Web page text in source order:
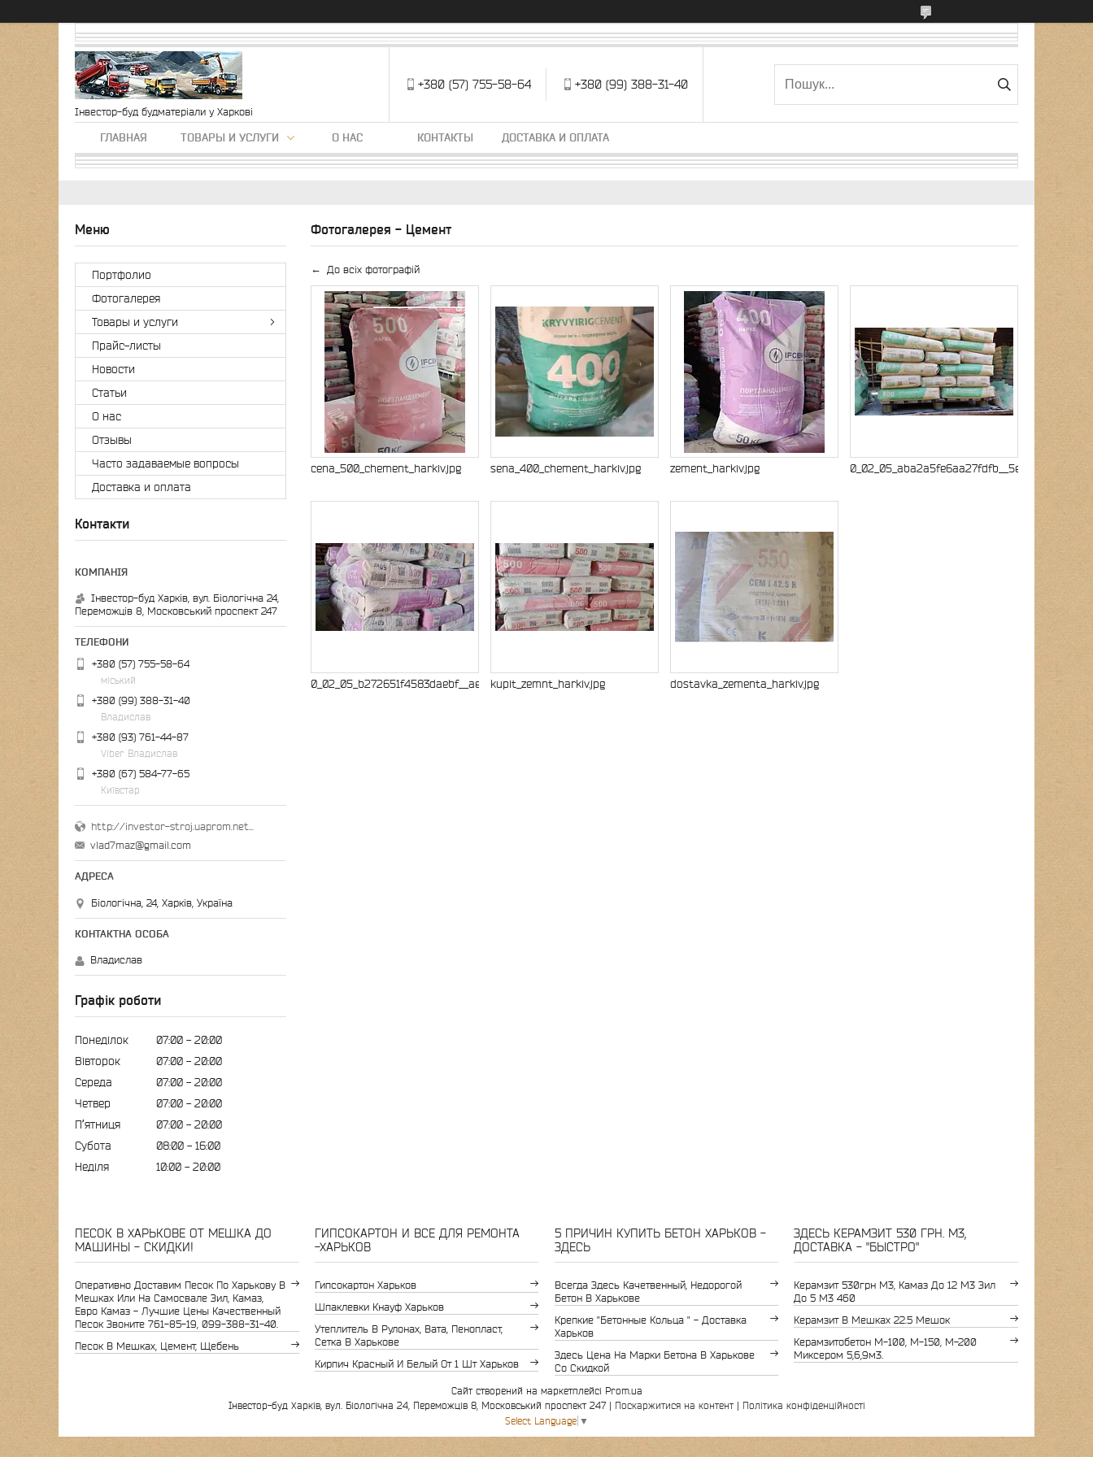
Інвестор-буд будматеріали у Харкові
+380 (57) 755-58-64 +380 (99) 388-31-40
ГЛАВНАЯ ТОВАРЫ И УСЛУГИ О НАС КОНТАКТЫ ДОСТАВКА И ОПЛАТА
Фотогалерея - Цемент
До всіх фотографій
cena_500_chement_harkiv.jpg sena_400_chement_harkiv.jpg zement_harkiv.jpg
0_02_05_b272651f4583daebf__ae39_2bc93ca331d96cfd.jpg
kupit_zemnt_harkiv.jpg dostavka_zementa_harkiv.jpg
Портфолио
Фотогалерея
Товары и услуги
Прайс-листы
Новости
Статьи
О нас
Отзывы
Часто задаваемые вопросы
Доставка и оплата
Контакти
Інвестор-буд Харків, вул. Біологічна 24,
Переможців 8, Московський проспект 247
+380 (57) 755-58-64
міський
+380 (99) 388-31-40
Владислав
+380 (93) 761-44-87
Viber Владислав
+380 (67) 584-77-65
Київстар
vlad7maz@gmail.com
Біологічна, 24, Харків, Україна
Владислав
Графік роботи
Понеділок 07:00
20:00
Вівторок
07:00
20:00
Середа
07:00
20:00
Четвер
07:00
20:00
Пʼятниця
07:00
20:00
Субота
08:00
16:00
Неділя
10:00 20:00
ПЕСОК В ХАРЬКОВЕ ОТ МЕШКА ДО
МАШИНЫ - СКИДКИ!
Оперативно Доставим Песок По Харькову В
Мешках Или На Самосвале Зил, Камаз,
Евро Камаз - Лучшие Цены Качественный
Песок Звоните 761-85-19, 099-388-31-40.
Песок В Мешках, Цемент, Щебень
ГИПСОКАРТОН И ВСЕ ДЛЯ РЕМОНТА
-ХАРЬКОВ
Гипсокартон Харьков
Шпаклевки Кнауф Харьков
Утеплитель В Рулонах, Вата, Пенопласт,
Сетка В Харькове
Кирпич Красный И Белый От 1 Шт Харьков
5 ПРИЧИН КУПИТЬ БЕТОН ХАРЬКОВ -
ЗДЕСЬ
Всегда Здесь Качетвенный, Недорогой
Бетон В Харькове
Крепкие "бетонные Кольца " - Доставка
Харьков
Здесь Цена На Марки Бетона В Харькове
Со Скидкой
ЗДЕСЬ КЕРАМЗИТ 530 ГРН. М3,
ДОСТАВКА - "БЫСТРО"
Керамзит 530грн М3, Камаз До 12 М3 Зил
До 5 М3 460
Керамзит В Мешках 22.5 Мешок
Керамзитобетон М-100, М-150, М-200
Миксером 5,6,9м3.
Сайт створений на маркетплейсі Prom.ua
Поскаржитися на контент
Політика конфіденційності
Select Language ▼